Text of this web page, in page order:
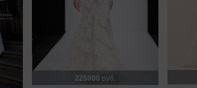
225000 руб.